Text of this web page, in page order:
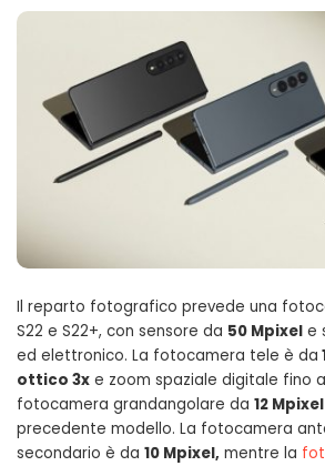
Il reparto fotografico prevede una
S22 e S22+, con sensore da 50 Mpixel e
ed elettronico. La fotocamera tele è da
ottico 3x e zoom spaziale digitale fino a
fotocamera grandangolare da 12 Mpixel
precedente modello. La fotocamera
secondario è da 10 Mpixel, mentre la